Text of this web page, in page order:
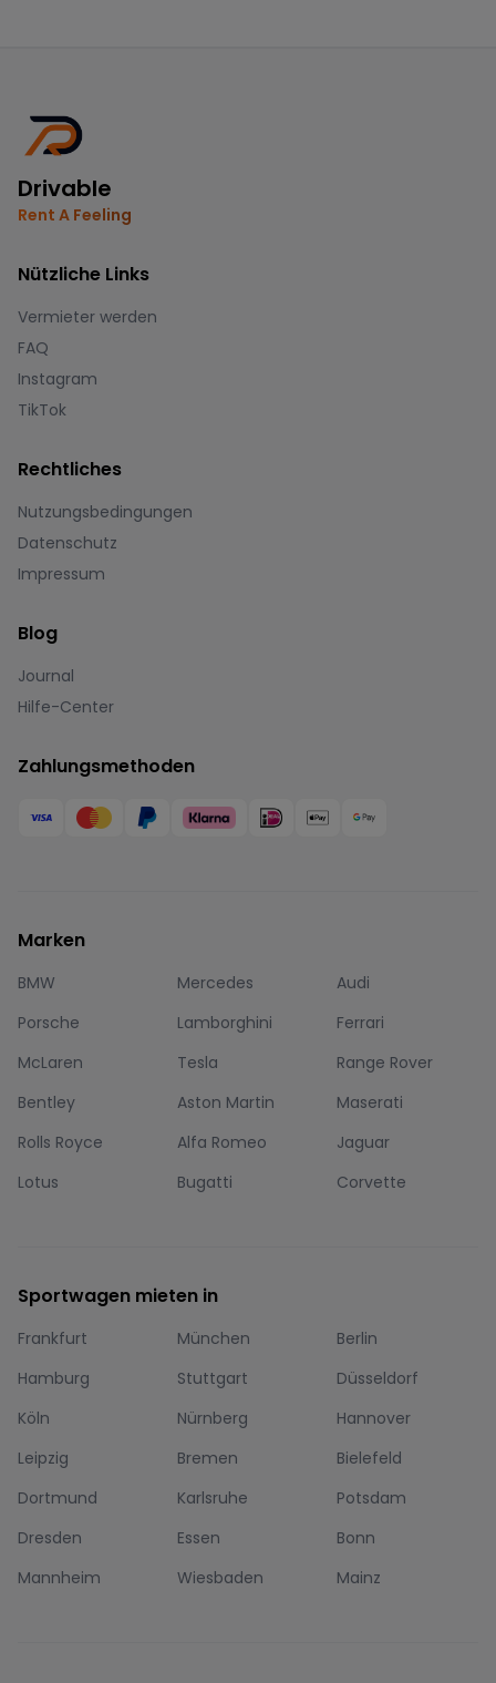
Drivable
Rent A Feeling
Nützliche Links
Vermieter werden
FAQ
Instagram
TikTok
Rechtliches
Nutzungsbedingungen
Datenschutz
Impressum
Blog
Journal
Hilfe-Center
Zahlungsmethoden
Marken
BMW Mercedes
Audi
Porsche
Lamborghini
Ferrari
McLaren
Tesla
Range Rover
Bentley
Aston Martin
Maserati
Rolls Royce
Alfa Romeo
Jaguar
Lotus
Bugatti Corvette
Sportwagen mieten in
Frankfurt München
Berlin
Hamburg
Stuttgart
Düsseldorf
Köln
Nürnberg
Hannover
Leipzig
Bremen
Bielefeld
Dortmund
Karlsruhe
Potsdam
Dresden
Essen
Bonn
Mannheim
Wiesbaden Mainz